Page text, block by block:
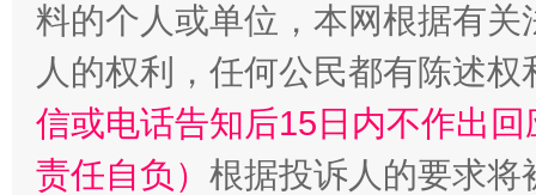
料的个人或单位，本网根据有
人的权利，任何公民都有陈述
信或电话告知后15日内不作出
责任自负） 根据投诉人的要求将